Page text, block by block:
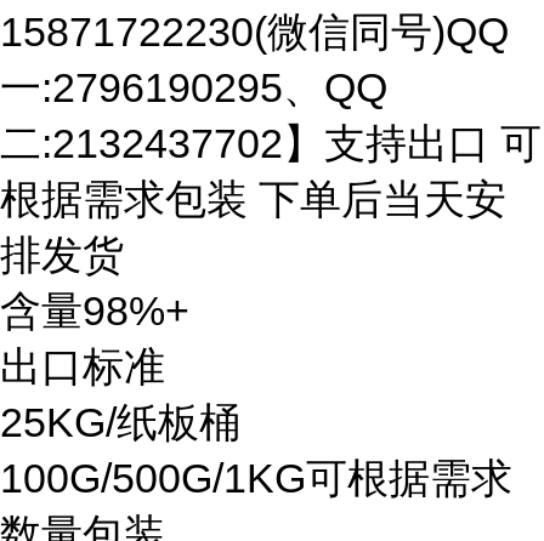
15871722230(微信同号)QQ
一:2796190295、QQ
二:2132437702】支持出口 可
根据需求包装 下单后当天安
排发货
含量98%+
出口标准
25KG/纸板桶
100G/500G/1KG可根据需求